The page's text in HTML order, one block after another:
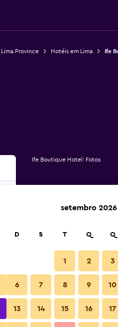
Province Hotéis em Lima Ife
Ife Boutique Hotel: Fotos
setembro 2026
D S T Q Q
1 2 3
6 7 8 9 10
13 14 15 16 17